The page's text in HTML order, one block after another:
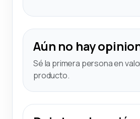
Aún no hay
Sé la primera persona en
producto.